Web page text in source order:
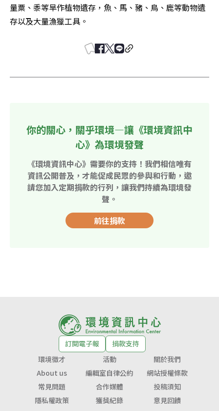
量粟、黍等旱作植物遺存，魚、馬、豬、鳥、鹿等動物遺
存以及大量漁獵工具。
你的關心，關乎環境—讓《環境資訊中
心》為環境發聲
《環境資訊中心》需要你的支持！我們相信唯有
資訊公開普及，才能促成民眾的參與和行動，邀
請您加入定期捐款的行列，讓我們持續為環境發
聲。
前往捐款
訂閱電子報
捐款支持
環境徵才
活動
關於我們
About us
編輯室自律公約
網站授權條款
常見問題
合作媒體
投稿須知
隱私權政策
獲獎紀錄 意見回饋